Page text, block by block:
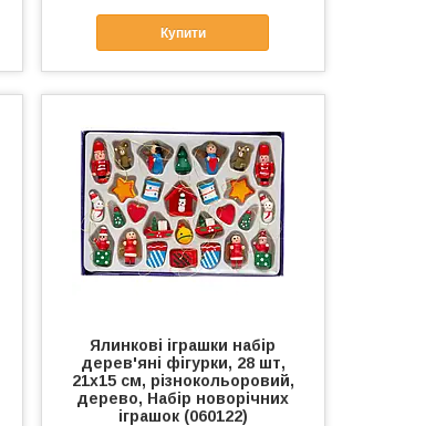
Купити
Ялинкові іграшки набір
дерев'яні фігурки, 28 шт,
21х15 см, різнокольоровий,
дерево, Набір новорічних
іграшок (060122)